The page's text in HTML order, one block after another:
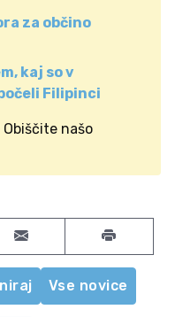
za občino
kaj so v
Filipinci
našo
Twitter
Share by email
Vse novice